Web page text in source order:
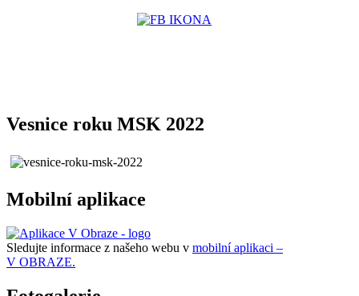
Vesnice roku MSK 2022
Mobilní aplikace
Sledujte informace z našeho webu v mobilní aplikaci –
V OBRAZE.